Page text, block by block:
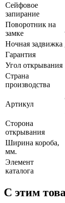
Сейфовое
запирание
Поворотник на
замке
Ночная задвижка
Гарантия
Угол открывания
Страна
производства
Артикул
Сторона
открывания
Ширина короба,
мм.
Элемент
каталога
C этим